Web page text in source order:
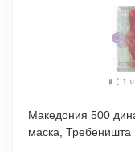
Македония 500
маска, Требеништа